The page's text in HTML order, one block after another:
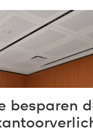
besparen